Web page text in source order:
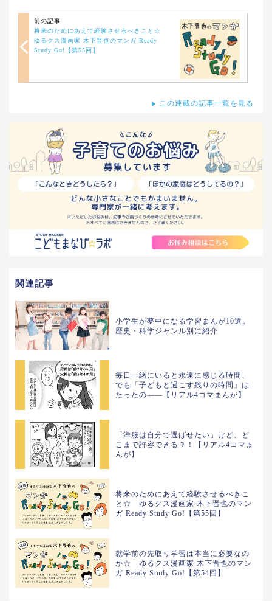
前の記事
将来のためにあえて経験させるべきこと☆
ゆるクス漫画家 木下晋也のマンガ Ready
Study Go!【第55回】
この連載の記事一覧を見る
関連記事
小学生が夢中になる学習まんが10選。
歴史・科学ジャンル別に紹介
毎日一緒にいると永遠に感じる時間、
でも「子どもと過ごす残りの時間」は
たったの——【リアル4コマまんが】
「洋服は自分で選ばせたい」けど、ど
こまで許容できる？！【リアル4コマま
んが】
将来のためにあえて経験させるべきこ
と☆ ゆるクス漫画家 木下晋也のマン
ガ Ready Study Go!【第55回】
就学前の先取り学習は本当に必要なの
か☆ ゆるクス漫画家 木下晋也のマン
ガ Ready Study Go!【第54回】